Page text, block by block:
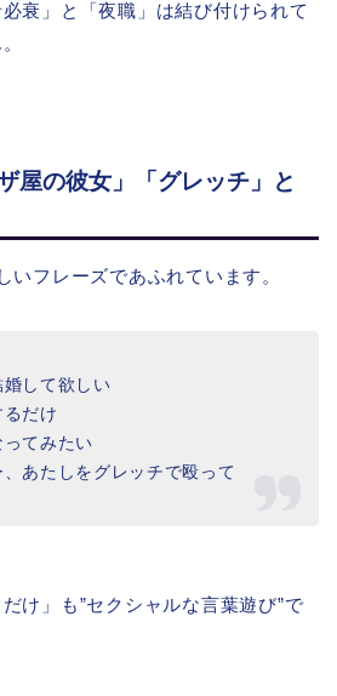
衰」と「夜職」は結び付けられて
屋の彼女」「グレッチ」と
いフレーズであふれています。
して欲しい
だけ
てみたい
あたしをグレッチで殴って
け」も”セクシャルな言葉遊び”で